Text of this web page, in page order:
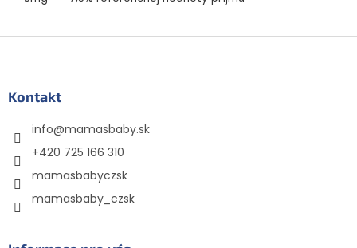
Kontakt
info@mamasbaby.sk
+420 725 166 310
mamasbabyczsk
mamasbaby_czsk